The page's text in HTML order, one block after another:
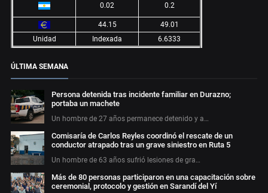
0.02 0.2
44.15
49.01
Unidad
Indexada 6.6333
ÚLTIMA SEMANA
Persona detenida tras incidente familiar en Durazno;
portaba un machete
Un hombre de 27 años permanece detenido y a…
Comisaría de Carlos Reyles coordinó el rescate de un
conductor atrapado tras un grave siniestro en Ruta 5
Un hombre de 63 años sufrió lesiones de gra…
Más de 80 personas participaron en una capacitación sobre
ceremonial, protocolo y gestión en Sarandí del Yí